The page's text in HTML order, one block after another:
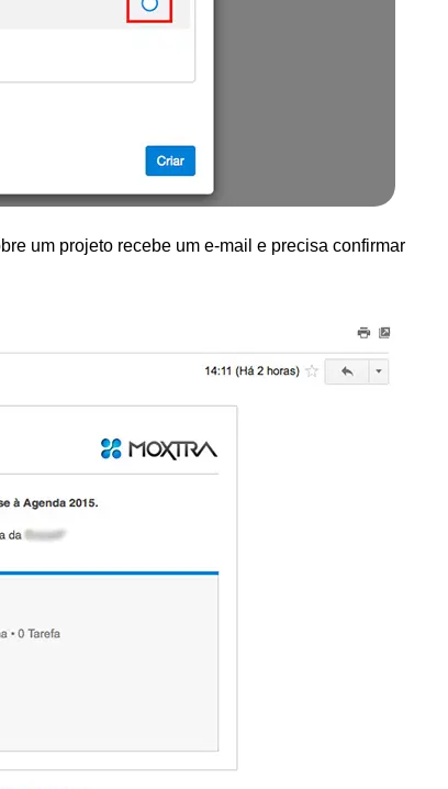
um projeto recebe um e-mail e precisa confirmar